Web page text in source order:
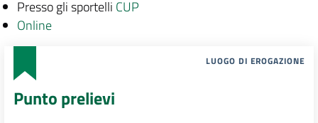
Presso gli sportelli CUP
Online
LUOGO DI EROGAZIONE
Punto prelievi